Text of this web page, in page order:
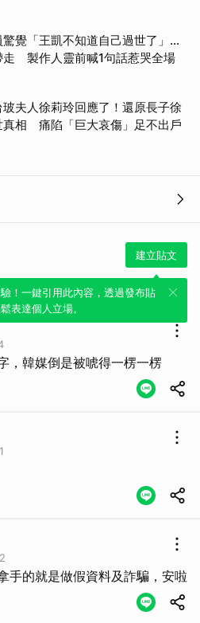
驚覺「王凱不知道自己過世了」...
走 製作人靈前喊1句話惹哭全場
夫人徐莉玲回應了！還原長子徐
真相 痛陷「巨大哀傷」足不出戶
建立貼文
！一鍵引用此內容，透過發布貼
表達個人立場。
，韓媒倒是被唬得一楞一楞
手的就是做假資料及詐騙，安啦